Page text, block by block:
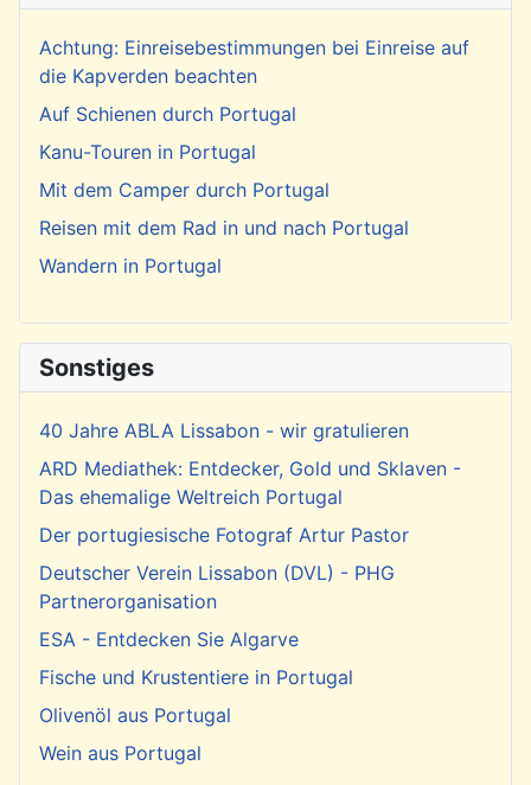
Achtung: Einreisebestimmungen bei Einreise auf
die Kapverden beachten
Auf Schienen durch Portugal
Kanu-Touren in Portugal
Mit dem Camper durch Portugal
Reisen mit dem Rad in und nach Portugal
Wandern in Portugal
Sonstiges
40 Jahre ABLA Lissabon - wir gratulieren
ARD Mediathek: Entdecker, Gold und Sklaven -
Das ehemalige Weltreich Portugal
Der portugiesische Fotograf Artur Pastor
Deutscher Verein Lissabon (DVL) - PHG
Partnerorganisation
ESA - Entdecken Sie Algarve
Fische und Krustentiere in Portugal
Olivenöl aus Portugal
Wein aus Portugal